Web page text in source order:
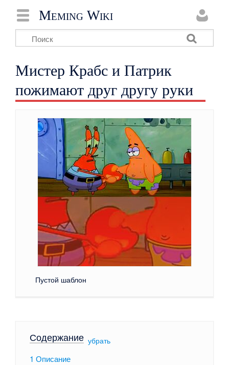
Meming Wiki
Мистер Крабс и Патрик
пожимают друг другу руки
Пустой шаблон
Содержание[ убрать]
1 Описание